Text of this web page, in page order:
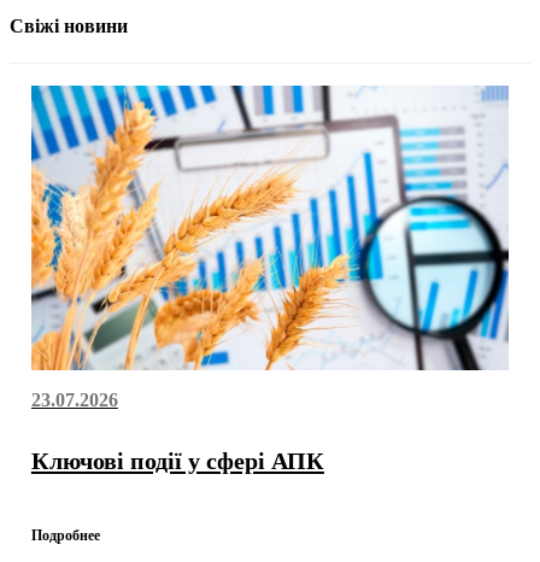
Свіжі новини
23.07.2026
Ключові події у сфері АПК
Подробнее